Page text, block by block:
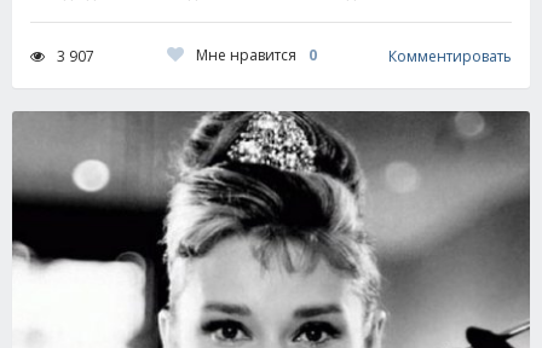
3 907 Мне нравится 0 Комментировать